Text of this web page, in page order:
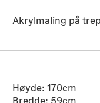
Akrylmaling på
Høyde: 170cm
Bredde: 59cm